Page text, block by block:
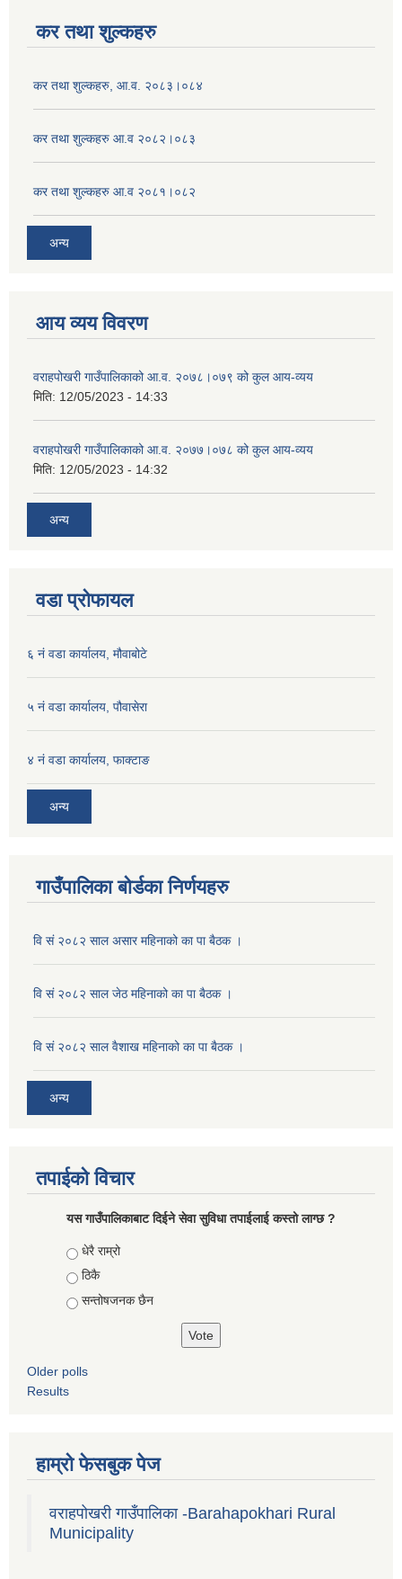
कर तथा शुल्कहरु
कर तथा शुल्कहरु, आ.व. २०८३।०८४
कर तथा शुल्कहरु आ.व २०८२।०८३
कर तथा शुल्कहरु आ.व २०८१।०८२
अन्य
आय व्यय विवरण
वराहपोखरी गाउँपालिकाको आ.व. २०७८।०७९ को कुल आय-व्यय
मिति: 12/05/2023 - 14:33
वराहपोखरी गाउँपालिकाको आ.व. २०७७।०७८ को कुल आय-व्यय
मिति: 12/05/2023 - 14:32
अन्य
वडा प्रोफायल
६ नं वडा कार्यालय, मौवाबोटे
५ नं वडा कार्यालय, पौवासेरा
४ नं वडा कार्यालय, फाक्टाङ
अन्य
गाउँपालिका बोर्डका निर्णयहरु
वि सं २०८२ साल असार महिनाको का पा बैठक ।
वि सं २०८२ साल जेठ महिनाको का पा बैठक ।
वि सं २०८२ साल वैशाख महिनाको का पा बैठक ।
अन्य
तपाईको विचार
यस गाउँपालिकाबाट दिईने सेवा सुविधा तपाईलाई कस्तो लाग्छ ?
Choices
धेरै राम्रो
ठिकै
सन्तोषजनक छैन
Older polls
Results
हाम्रो फेसबुक पेज
वराहपोखरी गाउँपालिका -Barahapokhari Rural
Municipality